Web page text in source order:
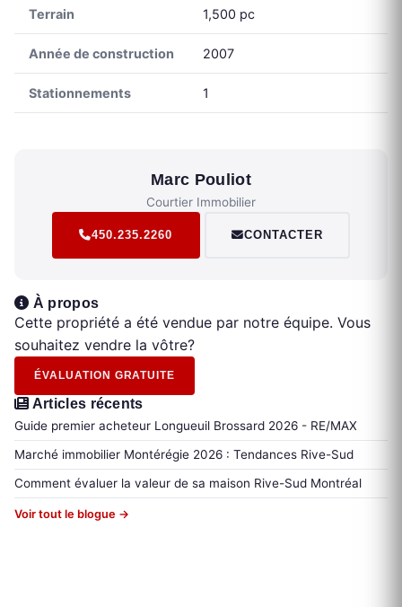
Terrain 1,500 pc
Année de construction 2007
Stationnements 1
Marc Pouliot
Courtier Immobilier
450.235.2260 CONTACTER
À propos
Cette propriété a été vendue par notre équipe. Vous
souhaitez vendre la vôtre?
ÉVALUATION GRATUITE
Articles récents
Guide premier acheteur Longueuil Brossard 2026 - RE/MAX
Marché immobilier Montérégie 2026 : Tendances Rive-Sud
Comment évaluer la valeur de sa maison Rive-Sud Montréal
Voir tout le blogue →